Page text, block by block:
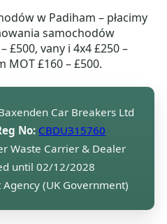
w Padiham – płacimy
samochodów
£500, vany i 4x4 £250 –
MOT £160 – £500.
Car Breakers Ltd
No: CBDU315760
Waste Carrier & Dealer
until 02/12/2028
(UK Government)